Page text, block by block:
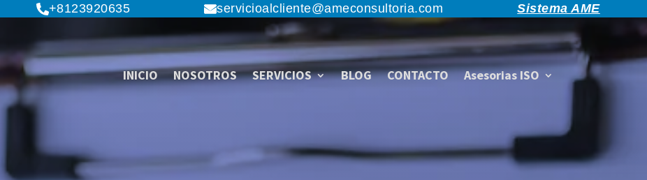
+8123920635 servicioalcliente@ameconsultoria.com Sistema AME
INICIO NOSOTROS SERVICIOS BLOG CONTACTO Asesorias ISO